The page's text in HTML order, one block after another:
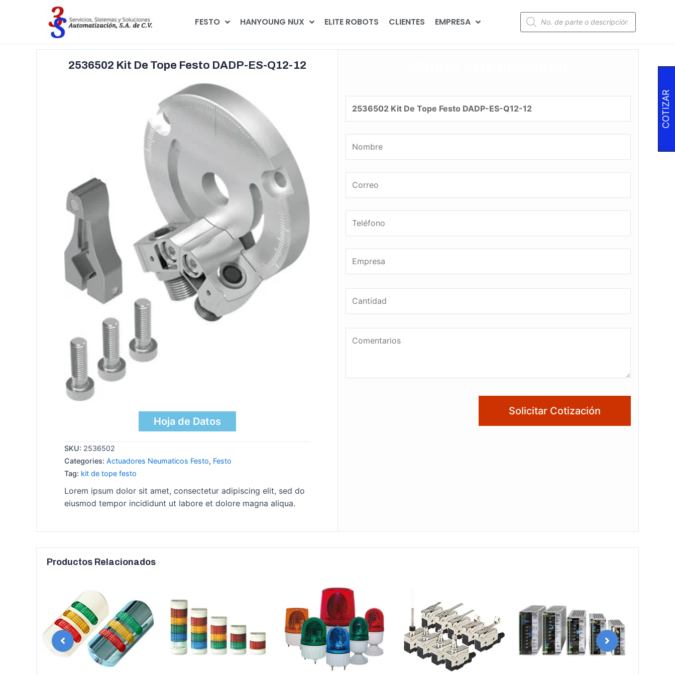
FESTO HANYOUNG NUX ELITE ROBOTS CLIENTES EMPRESA
2536502 Kit De Tope Festo DADP-ES-Q12-12
Hoja de Datos
SKU: 2536502
Categories: Actuadores Neumaticos Festo, Festo
Tag: kit de tope festo
Lorem ipsum dolor sit amet, consectetur adipiscing elit, sed do
eiusmod tempor incididunt ut labore et dolore magna aliqua.
Productos Relacionados
COTIZAR